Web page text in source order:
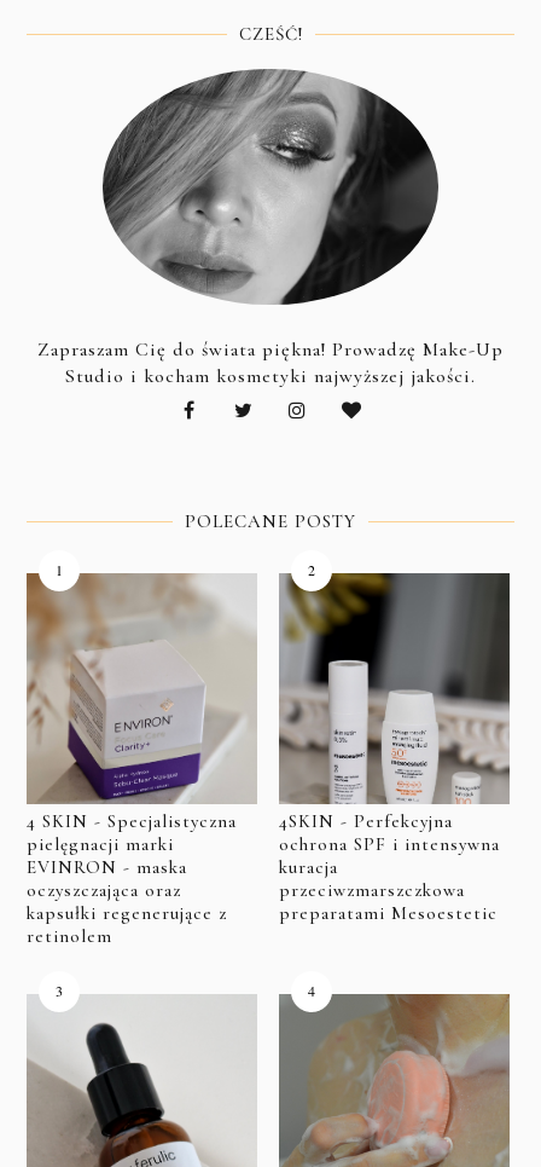
CZEŚĆ!
Zapraszam Cię do świata piękna! Prowadzę Make-Up
Studio i kocham kosmetyki najwyższej jakości.
POLECANE POSTY
4 SKIN - Specjalistyczna
pielęgnacji marki
EVINRON - maska
oczyszczająca oraz
kapsułki regenerujące z
retinolem
4SKIN - Perfekcyjna
ochrona SPF i intensywna
kuracja
przeciwzmarszczkowa
preparatami Mesoestetic